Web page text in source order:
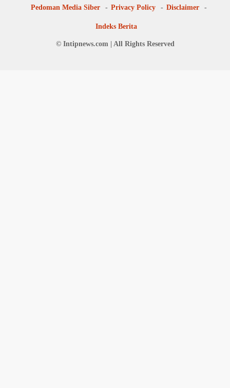
Pedoman Media Siber Privacy Policy Disclaimer
Indeks Berita
© Intipnews.com | All Rights Reserved